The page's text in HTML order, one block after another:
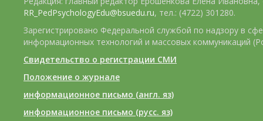
RR_PedPsychologyEdu@bsuedu.ru, тел.: (4722) 301280.
Зарегистрировано Федеральной службой по надзору в
информационных технологий и массовых коммуникаций
Свидетельство о регистрации СМИ
Положение о журнале
информационное письмо (англ. яз)
информационное письмо (русс. яз)